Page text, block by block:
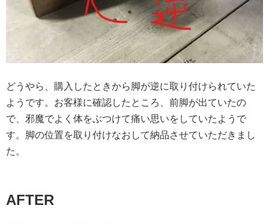
どうやら、購入したときから脚が逆に取り付けられていた
ようです。お客様に確認したところ、前脚が出ていたの
で、邪魔でよく体をぶつけて痛い思いをしていたようで
す。脚の位置を取り付けなおして納品させていただきまし
た。
AFTER